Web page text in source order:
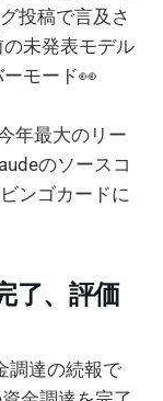
投稿で言及さ
未発表モデル
モード👀
年最大のリー
のソースコ
ンゴカードに
了、評価
調達の続報で